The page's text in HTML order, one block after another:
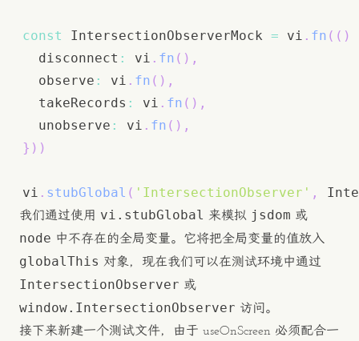
const IntersectionObserverMock = vi . fn ( ( )
  disconnect
: vi . fn ( ) ,
  observe
: vi . fn ( ) ,
  takeRecords
: vi . fn ( ) ,
  unobserve
: vi . fn ( ) ,
} ) )
vi . stubGlobal ( 'IntersectionObserver' ,
我们通过使用 vi.stubGlobal 来模拟 jsdom 或
node 中不存在的全局变量。它将把全局变量的值放入
globalThis 对象，现在我们可以在测试环境中通过
IntersectionObserver 或
window.IntersectionObserver 访问。
接下来新建一个测试文件，由于 useOnScreen 必须配合一